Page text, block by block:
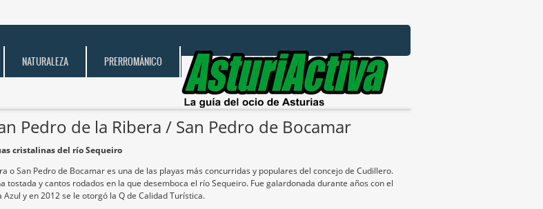
NATURALEZA PRERROMÁNICO
Pedro de la Ribera / San Pedro de Bocamar
cristalinas del río Sequeiro
o San Pedro de Bocamar es una de las playas más concurridas y populares del concejo de Cudillero.
tostada y cantos rodados en la que desemboca el río Sequeiro. Fue galardonada durante años con el
y en 2012 se le otorgó la Q de Calidad Turística.